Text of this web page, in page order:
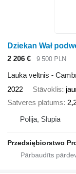
Dziekan Wał
2 206 €
9 500 PLN
Lauka veltnis -
2022
Stāvoklis
Satveres platums
Polija, Słupia